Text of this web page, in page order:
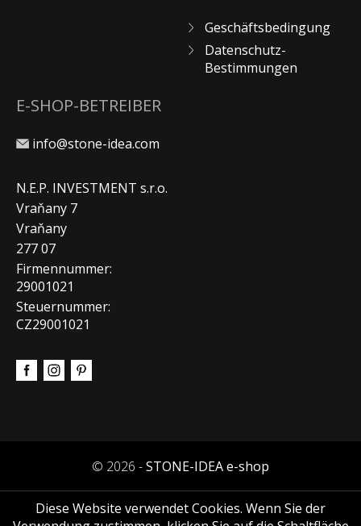
Geschäftsbedingung
Datenschutz-
Bestimmungen
E-SHOP-BETREIBER
info@stone-idea.com
N.E.P. INVESTMENT s.r.o.
Vraňany 7
Vraňany
277 07
Firmennummer:
29001021
Steuernummer:
CZ29001021
© 2026 -STONE-IDEA e-shop
Diese Website verwendet Cookies. Wenn Sie der